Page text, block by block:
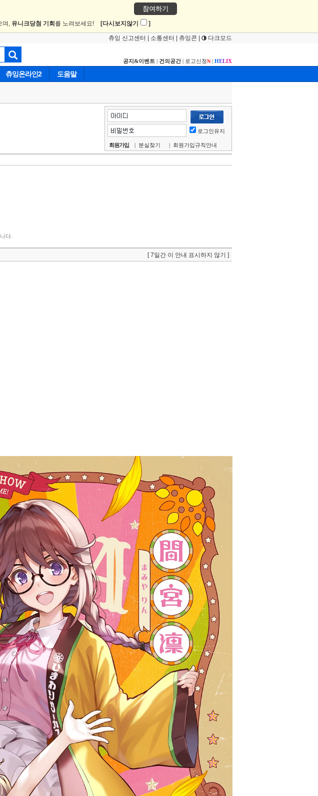
참여하기
며, 유니크당첨 기회 를 노려보세요! [다시보지않기 ]
츄잉 신고센터 소통센터 츄잉콘 다크모드
공지&이벤트 | 건의공간| 로고신청N | HELIX
츄잉온라인2 도움말
로그인유지
회원가입 | 분실찾기 | 회원가입규칙안내
다.
[ 7일간 이 안내 표시하지 않기 ]